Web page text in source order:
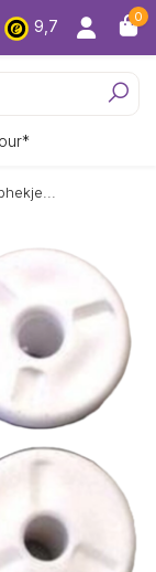
9,7
0